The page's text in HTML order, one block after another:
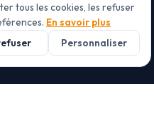
tous les cookies, les refuser
En savoir plus
Personnaliser